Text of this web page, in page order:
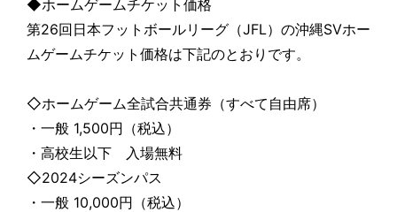
◆ホームゲームチケット価格
第26回日本フットボールリーグ（JFL）の沖縄SVホー
ムゲームチケット価格は下記のとおりです。
◇ホームゲーム全試合共通券（すべて自由席）
・一般 1,500円（税込）
・高校生以下 入場無料
◇2024シーズンパス
・一般 10,000円（税込）